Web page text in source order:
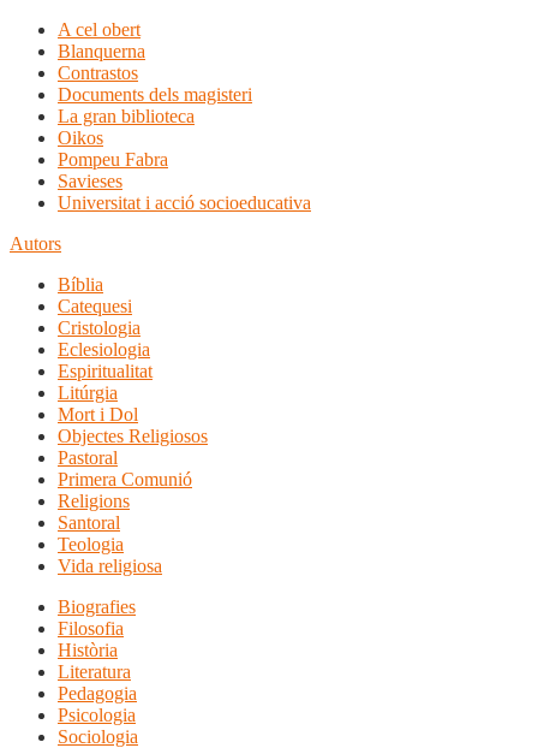
A cel obert
Blanquerna
Contrastos
Documents dels magisteri
La gran biblioteca
Oikos
Pompeu Fabra
Savieses
Universitat i acció socioeducativa
Autors
Bíblia
Catequesi
Cristologia
Eclesiologia
Espiritualitat
Litúrgia
Mort i Dol
Objectes Religiosos
Pastoral
Primera Comunió
Religions
Santoral
Teologia
Vida religiosa
Biografies
Filosofia
Història
Literatura
Pedagogia
Psicologia
Sociologia